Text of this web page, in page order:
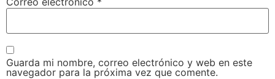
Guarda mi nombre, correo electrónico y web en este
navegador para la próxima vez que comente.